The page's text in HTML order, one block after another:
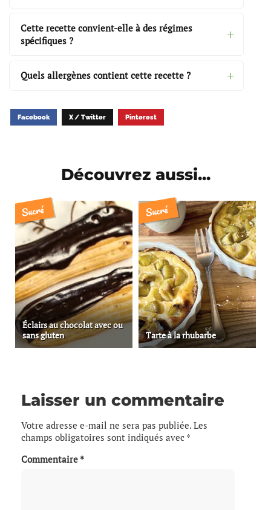
Cette recette convient-elle à des régimes
spécifiques ?
Quels allergènes contient cette recette ?
Facebook X / Twitter Pinterest
Découvrez aussi...
Sucré
Éclairs au chocolat avec ou
sans gluten
Sucré
Tarte à la rhubarbe
Laisser un commentaire
Votre adresse e-mail ne sera pas publiée. Les
champs obligatoires sont indiqués avec *
Commentaire *